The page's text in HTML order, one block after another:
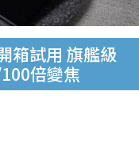
箱試用 旗艦級
倍變焦